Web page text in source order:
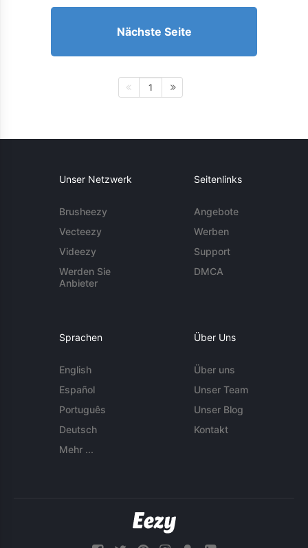
Nächste Seite
1
Unser Netzwerk
Brusheezy
Vecteezy
Videezy
Werden Sie
Anbieter
Seitenlinks
Angebote
Werben
Support
DMCA
Sprachen
English
Español
Português
Deutsch
Mehr ...
Über Uns
Über uns
Unser Team
Unser Blog
Kontakt